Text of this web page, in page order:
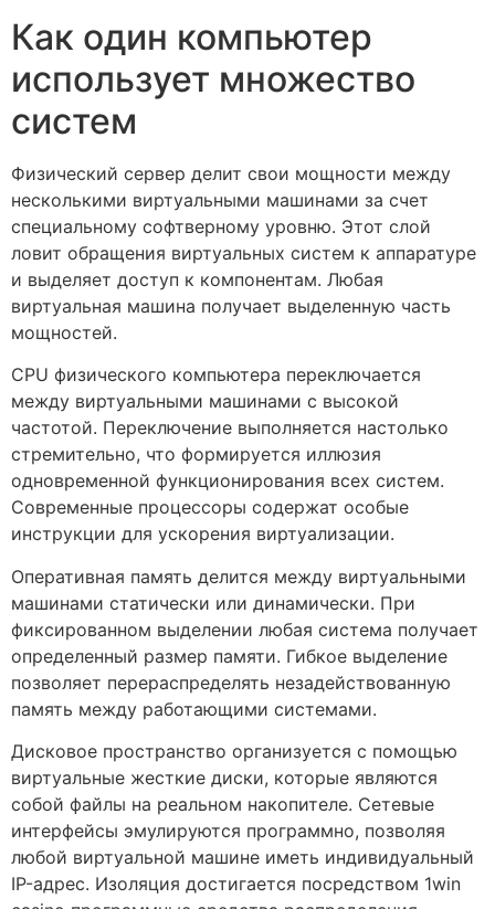
Как один компьютер
использует множество
систем
Физический сервер делит свои мощности между
несколькими виртуальными машинами за счет
специальному софтверному уровню. Этот слой
ловит обращения виртуальных систем к аппаратуре
и выделяет доступ к компонентам. Любая
виртуальная машина получает выделенную часть
мощностей.
CPU физического компьютера переключается
между виртуальными машинами с высокой
частотой. Переключение выполняется настолько
стремительно, что формируется иллюзия
одновременной функционирования всех систем.
Современные процессоры содержат особые
инструкции для ускорения виртуализации.
Оперативная память делится между виртуальными
машинами статически или динамически. При
фиксированном выделении любая система получает
определенный размер памяти. Гибкое выделение
позволяет перераспределять незадействованную
память между работающими системами.
Дисковое пространство организуется с помощью
виртуальные жесткие диски, которые являются
собой файлы на реальном накопителе. Сетевые
интерфейсы эмулируются программно, позволяя
любой виртуальной машине иметь индивидуальный
IP-адрес. Изоляция достигается посредством 1win